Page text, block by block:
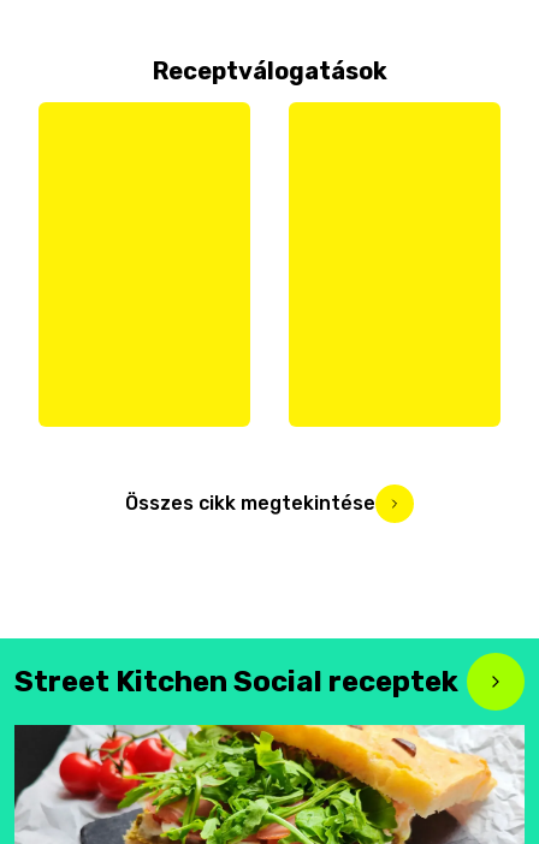
Receptválogatások
Összes cikk megtekintése
Street Kitchen Social receptek